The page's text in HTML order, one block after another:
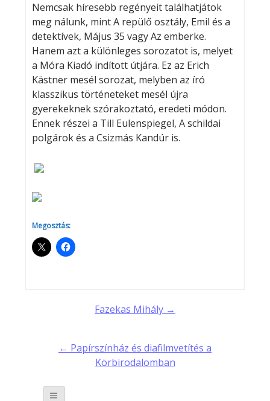
Nemcsak híresebb regényeit találhatjátok
meg nálunk, mint A repülő osztály, Emil és a
detektívek, Május 35 vagy Az emberke.
Hanem azt a különleges sorozatot is, melyet
a Móra Kiadó indított útjára. Ez az Erich
Kästner mesél sorozat, melyben az író
klasszikus történeteket mesél újra
gyerekeknek szórakoztató, eredeti módon.
Ennek részei a Till Eulenspiegel, A schildai
polgárok és a Csizmás Kandúr is.
Megosztás:
navigation
Fazekas Mihály →
← Papírszínház és diafilmvetítés a
Körbirodalomban